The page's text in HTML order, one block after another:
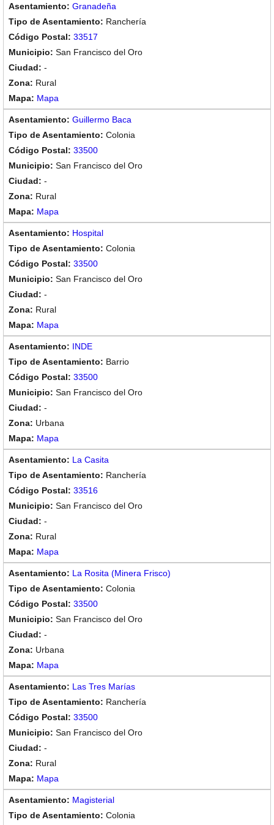
Granadeña
Ranchería
33517
San Francisco del Oro
-
Rural
Mapa
Guillermo Baca
Colonia
33500
San Francisco del Oro
-
Rural
Mapa
Hospital
Colonia
33500
San Francisco del Oro
-
Rural
Mapa
INDE
Barrio
33500
San Francisco del Oro
-
Urbana
Mapa
La Casita
Ranchería
33516
San Francisco del Oro
-
Rural
Mapa
La Rosita (Minera Frisco)
Colonia
33500
San Francisco del Oro
-
Urbana
Mapa
Las Tres Marías
Ranchería
33500
San Francisco del Oro
-
Rural
Mapa
Magisterial
Colonia